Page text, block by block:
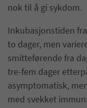
nok til å gi sykdom.
Inkubasjonstiden
to dager, men
smitteførende fra
tre-fem dager
asymptomatisk,
med svekket